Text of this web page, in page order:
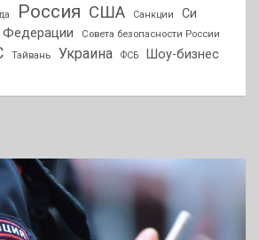
Россия США Санкции
Си
Федерации Совета безопасности России
Тайвань Украина ФСБ Шоу-бизнес